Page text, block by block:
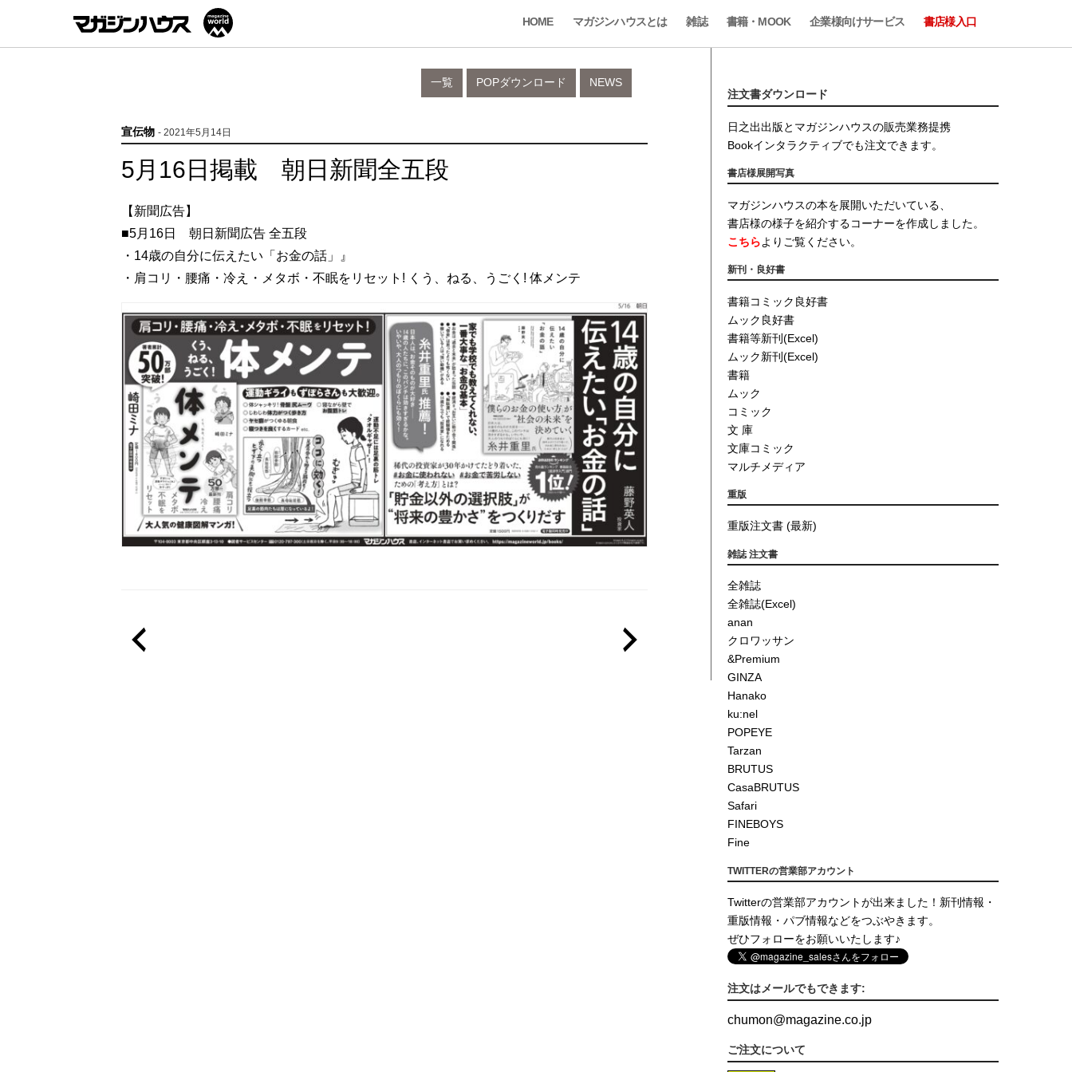
HOME マガジンハウスとは 雑誌 書籍・MOOK 企業様向けサービス 書店様入口
NEWS
POPダウンロード
一覧
宣伝物 - 2021年5月14日
5月16日掲載 朝日新聞全五段
【新聞広告】
■5月16日 朝日新聞広告 全五段
・14歳の自分に伝えたい「お金の話」』
・肩コリ・腰痛・冷え・メタボ・不眠をリセット! くう、ねる、うごく! 体メンテ
注文書ダウンロード
日之出出版とマガジンハウスの販売業務提携
Bookインタラクティブでも注文できます。
書店様展開写真
マガジンハウスの本を展開いただいている、
書店様の様子を紹介するコーナーを作成しました。
こちらよりご覧ください。
新刊・良好書
書籍コミック良好書
ムック良好書
書籍等新刊(Excel)
ムック新刊(Excel)
書籍
ムック
コミック
文 庫
文庫コミック
マルチメディア
重版
重版注文書 (最新)
雑誌 注文書
全雑誌
全雑誌(Excel)
anan
クロワッサン
&Premium
GINZA
Hanako
ku:nel
POPEYE
Tarzan
BRUTUS
CasaBRUTUS
Safari
FINEBOYS
Fine
TWITTERの営業部アカウント
Twitterの営業部アカウントが出来ました！新刊情報・
重版情報・パブ情報などをつぶやきます。
ぜひフォローをお願いいたします♪
注文はメールでもできます:
chumon@magazine.co.jp
ご注文について